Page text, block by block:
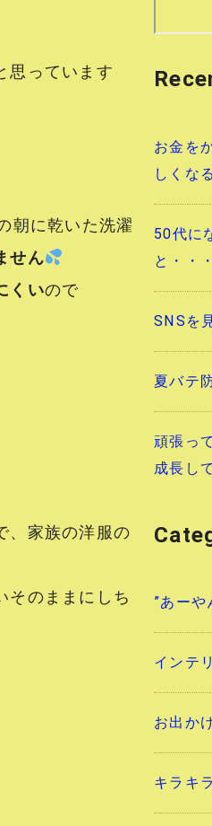
思っています
朝に乾いた洗濯
せん
くいので
、家族の洋服の
そのままにしち
お金を
しくな
50代に
と・・・
SNSを
夏バテ
頑張っ
成長し
”あーや
インテ
お出か
キラキ